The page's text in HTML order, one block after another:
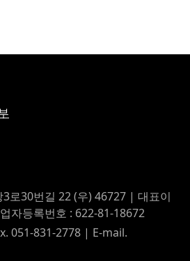
로30번길 22 (우) 46727 | 대표이
자등록번호 : 622-81-18672
051-831-2778 | E-mail.